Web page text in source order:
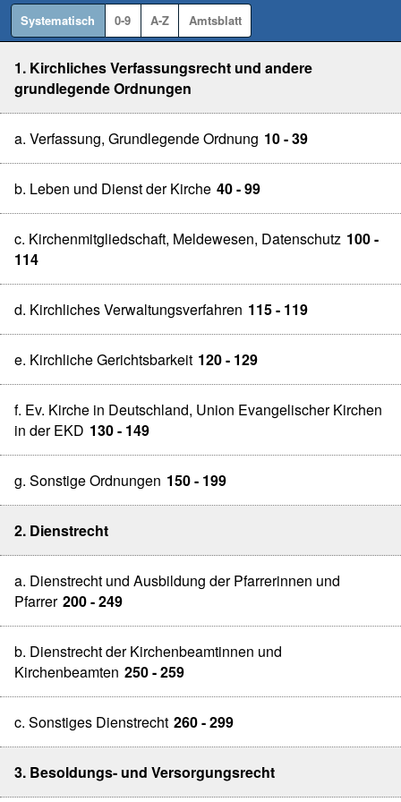
Systematisch 0-9 A-Z Amtsblatt
1. Kirchliches Verfassungsrecht und andere
grundlegende Ordnungen
a. Verfassung, Grundlegende Ordnung 10 - 39
b. Leben und Dienst der Kirche 40 - 99
c. Kirchenmitgliedschaft, Meldewesen, Datenschutz 100 -
114
d. Kirchliches Verwaltungsverfahren 115 - 119
e. Kirchliche Gerichtsbarkeit 120 - 129
f. Ev. Kirche in Deutschland, Union Evangelischer Kirchen
in der EKD 130 - 149
g. Sonstige Ordnungen 150 - 199
2. Dienstrecht
a. Dienstrecht und Ausbildung der Pfarrerinnen und
Pfarrer 200 - 249
b. Dienstrecht der Kirchenbeamtinnen und
Kirchenbeamten 250 - 259
c. Sonstiges Dienstrecht 260 - 299
3. Besoldungs- und Versorgungsrecht